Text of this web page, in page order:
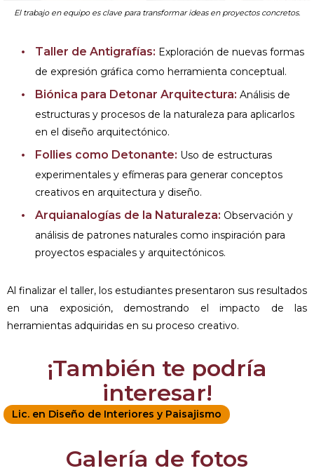
El trabajo en equipo es clave para transformar ideas en proyectos concretos.
Taller de Antigrafías: Exploración de nuevas formas
de expresión gráfica como herramienta conceptual.
Biónica para Detonar Arquitectura: Análisis de
estructuras y procesos de la naturaleza para aplicarlos
en el diseño arquitectónico.
Follies como Detonante: Uso de estructuras
experimentales y efímeras para generar conceptos
creativos en arquitectura y diseño.
Arquianalogías de la Naturaleza: Observación y
análisis de patrones naturales como inspiración para
proyectos espaciales y arquitectónicos.
Al finalizar el taller, los estudiantes presentaron sus resultados
en una exposición, demostrando el impacto de las
herramientas adquiridas en su proceso creativo.
¡También te podría
interesar!
Lic. en Diseño de Interiores y Paisajismo
Galería de fotos